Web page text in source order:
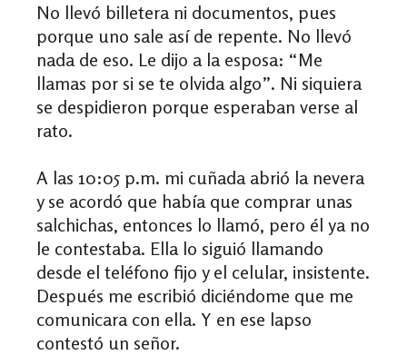
No llevó billetera ni documentos, pues
porque uno sale así de repente. No llevó
nada de eso. Le dijo a la esposa: “Me
llamas por si se te olvida algo”. Ni siquiera
se despidieron porque esperaban verse al
rato.
A las 10:05 p.m. mi cuñada abrió la nevera
y se acordó que había que comprar unas
salchichas, entonces lo llamó, pero él ya no
le contestaba. Ella lo siguió llamando
desde el teléfono fijo y el celular, insistente.
Después me escribió diciéndome que me
comunicara con ella. Y en ese lapso
contestó un señor.